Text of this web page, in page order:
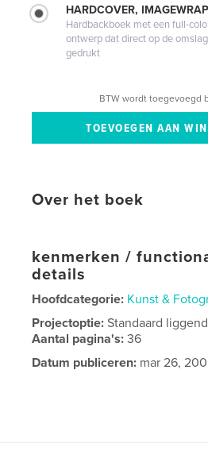
HARDCOVER, IMAGEWRAP
Hardbackboek met een full-
ontwerp dat direct op de
gedrukt
BTW wordt toegevoegd
Over het boek
kenmerken /
details
Hoofdcategorie: Kunst &
Projectoptie:Standaard
Aantal pagina's:36
Datum publiceren: mar 26,